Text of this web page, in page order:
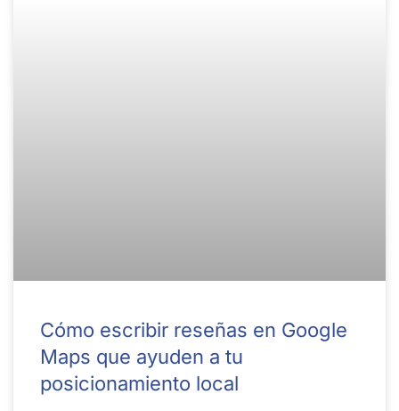
Cómo escribir reseñas en Google
Maps que ayuden a tu
posicionamiento local